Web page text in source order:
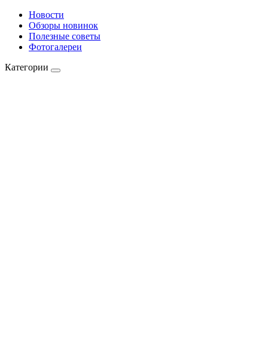
Новости
Обзоры новинок
Полезные советы
Фотогалереи
Категории